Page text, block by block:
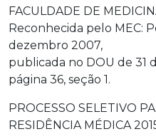
FACULDADE DE
Reconhecida pelo MEC:
dezembro 2007,
publicada no DOU de 31
página 36, seção 1.
PROCESSO SELETIVO
RESIDÊNCIA MÉDICA